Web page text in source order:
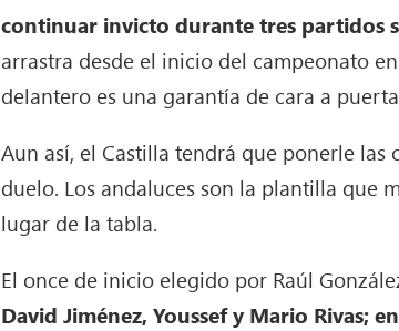
continuar invicto durante tres partidos
arrastra desde el inicio del campeonato
delantero es una garantía de cara a
Aun así, el Castilla tendrá que ponerle
duelo. Los andaluces son la plantilla que
lugar de la tabla.
El once de inicio elegido por Raúl
David Jiménez, Youssef y Mario Rivas;